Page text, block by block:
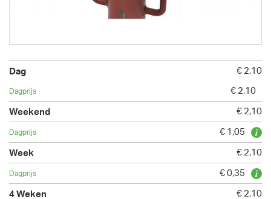
€ 2,10
€ 2,10
€ 2,10
€ 1,05
€ 2,10
€ 0,35
€ 2,10